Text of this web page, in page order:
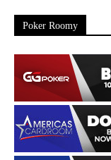
Poker Roomy